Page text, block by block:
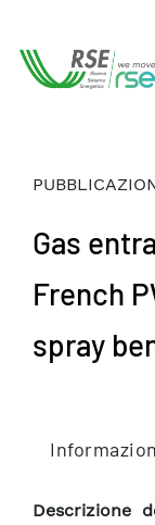
Gas
French
spray
Descrizione